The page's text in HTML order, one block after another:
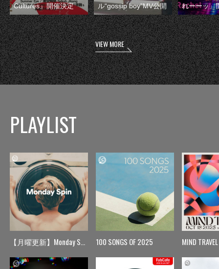
Cultures』開催決定
ル“gossip boy”MV公開
れーーッ』
VIEW MORE
PLAYLIST
【月曜更新】Monday Spin 100 SONGS OF 2025 MIND TRAVEL